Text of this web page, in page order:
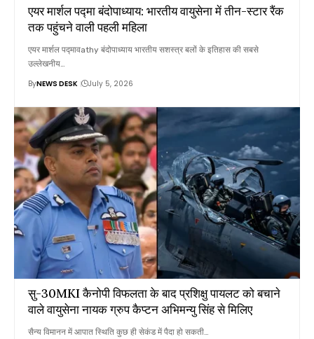
एयर मार्शल पद्मा बंदोपाध्याय: भारतीय वायुसेना में तीन-स्टार रैंक
तक पहुंचने वाली पहली महिला
एयर मार्शल पद्मावathy बंदोपाध्याय भारतीय सशस्त्र बलों के इतिहास की सबसे
उल्लेखनीय…
ByNEWS DESK July 5, 2026
सु़-30MKI कैनोपी विफलता के बाद प्रशिक्षु पायलट को बचाने
वाले वायुसेना नायक ग्रुप कैप्टन अभिमन्यु सिंह से मिलिए
सैन्य विमानन में आपात स्थिति कुछ ही सेकंड में पैदा हो सकती…